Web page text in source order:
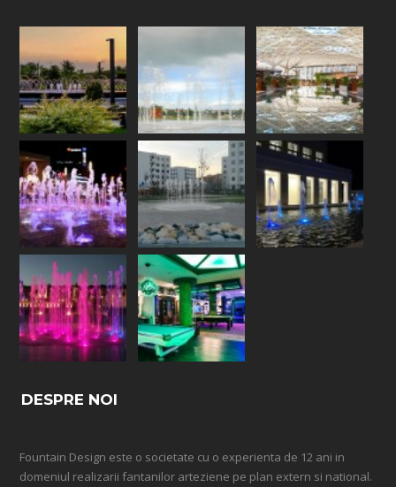
DESPRE NOI
Fountain Design este o societate cu o experienta de 12 ani in
domeniul realizarii fantanilor arteziene pe plan extern si national.